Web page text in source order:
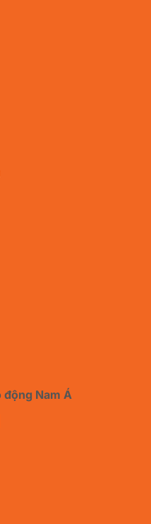
động Nam Á